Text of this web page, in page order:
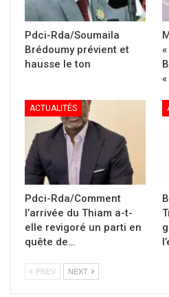
Pdci-Rda/Soumaila
Brédoumy prévient et
hausse le ton
ACTUALITÉS
Pdci-Rda/Comment
l’arrivée du Thiam a-t-
elle revigoré un parti en
quête de…
PREV NEXT